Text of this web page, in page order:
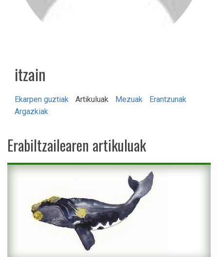
itzain
Ekarpen guztiak Artikuluak Mezuak
Erantzunak
Argazkiak
Erabiltzailearen artikuluak